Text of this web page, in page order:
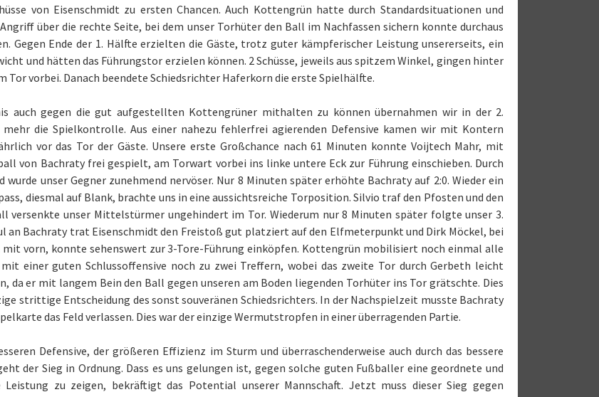
von Eisenschmidt zu ersten Chancen. Auch Kottengrün hatte durch Standardsituationen und
über die rechte Seite, bei dem unser Torhüter den Ball im Nachfassen sichern konnte durchaus
Gegen Ende der 1. Hälfte erzielten die Gäste, trotz guter kämpferischer Leistung unsererseits, ein
und hätten das Führungstor erzielen können. 2 Schüsse, jeweils aus spitzem Winkel, gingen hinter
Tor vorbei. Danach beendete Schiedsrichter Haferkorn die erste Spielhälfte.
auch gegen die gut aufgestellten Kottengrüner mithalten zu können übernahmen wir in der 2.
die Spielkontrolle. Aus einer nahezu fehlerfrei agierenden Defensive kamen wir mit Kontern
vor das Tor der Gäste. Unsere erste Großchance nach 61 Minuten konnte Voijtech Mahr, mit
von Bachraty frei gespielt, am Torwart vorbei ins linke untere Eck zur Führung einschieben. Durch
wurde unser Gegner zunehmend nervöser. Nur 8 Minuten später erhöhte Bachraty auf 2:0. Wieder ein
diesmal auf Blank, brachte uns in eine aussichtsreiche Torposition. Silvio traf den Pfosten und den
versenkte unser Mittelstürmer ungehindert im Tor. Wiederum nur 8 Minuten später folgte unser 3.
an Bachraty trat Eisenschmidt den Freistoß gut platziert auf den Elfmeterpunkt und Dirk Möckel, bei
mit vorn, konnte sehenswert zur 3-Tore-Führung einköpfen. Kottengrün mobilisiert noch einmal alle
einer guten Schlussoffensive noch zu zwei Treffern, wobei das zweite Tor durch Gerbeth leicht
da er mit langem Bein den Ball gegen unseren am Boden liegenden Torhüter ins Tor grätschte. Dies
strittige Entscheidung des sonst souveränen Schiedsrichters. In der Nachspielzeit musste Bachraty
das Feld verlassen. Dies war der einzige Wermutstropfen in einer überragenden Partie.
Defensive, der größeren Effizienz im Sturm und überraschenderweise auch durch das bessere
der Sieg in Ordnung. Dass es uns gelungen ist, gegen solche guten Fußballer eine geordnete und
Leistung zu zeigen, bekräftigt das Potential unserer Mannschaft. Jetzt muss dieser Sieg gegen